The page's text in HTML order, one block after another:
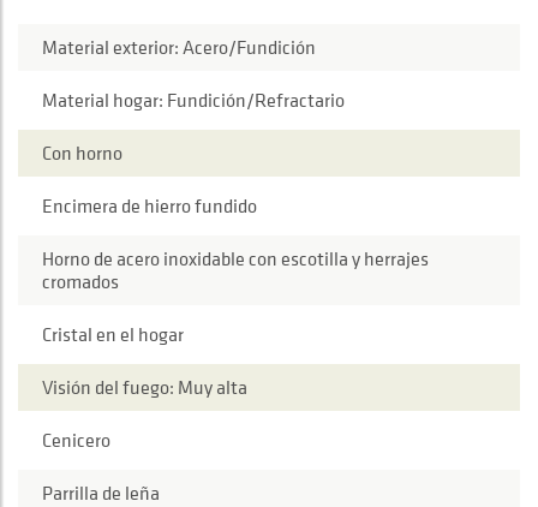
Material exterior: Acero/Fundición
Material hogar: Fundición/Refractario
Con horno
Encimera de hierro fundido
Horno de acero inoxidable con escotilla y herrajes
cromados
Cristal en el hogar
Visión del fuego: Muy alta
Cenicero
Parrilla de leña